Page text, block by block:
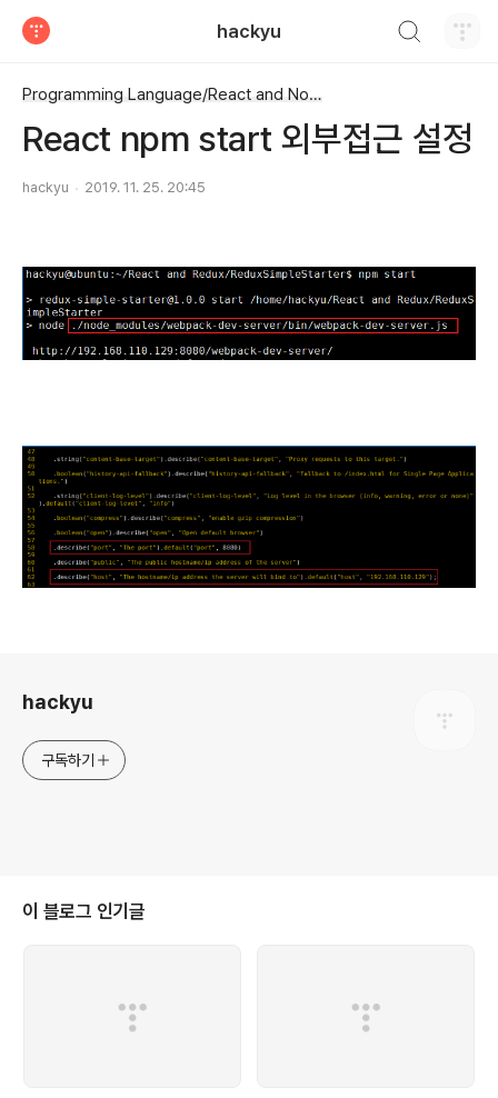
hackyu
Programming Language/React and Node JS
React npm start 외부접근 설정
hackyu 2019. 11. 25. 20:45
hackyu
구독하기
이 블로그 인기글